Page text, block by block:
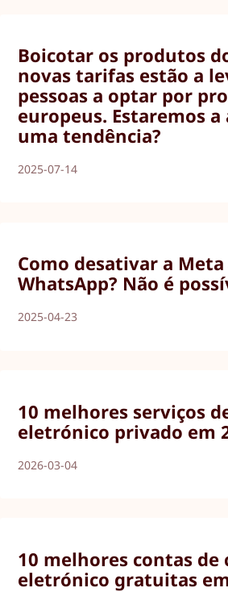
Boicotar os produtos
novas tarifas estão a
pessoas a optar por
europeus. Estaremos a
uma tendência?
2025-07-14
Como desativar a
WhatsApp? Não é
2025-04-23
10 melhores serviços
eletrónico privado em
2026-03-04
10 melhores contas de
eletrónico gratuitas